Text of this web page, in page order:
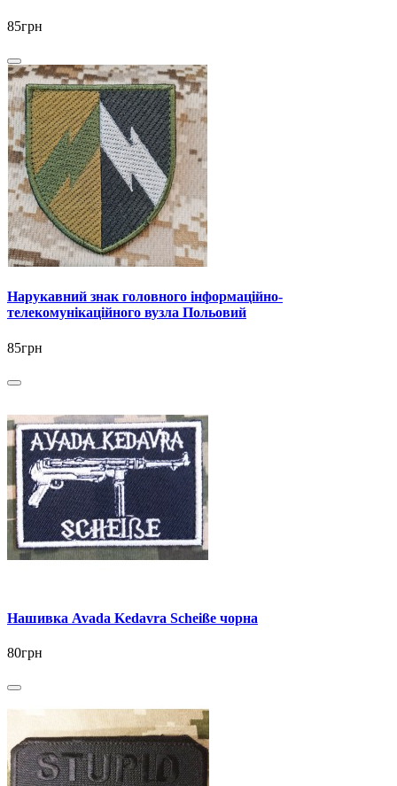
85грн
Нарукавний знак головного інформаційно-
телекомунікаційного вузла Польовий
85грн
Нашивка Avada Kedavra Scheiße чорна
80грн